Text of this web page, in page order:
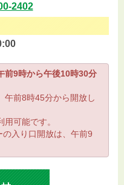
2402
前9時から午後10時30分
前8時45分から開放し
可能です。
入り口開放は、午前9